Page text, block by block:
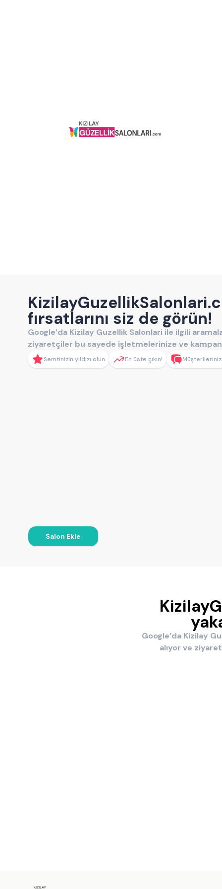
fırsatlarını siz de görün!
Google’da Kizilay Guzellik Salonlari ile ilgili
ziyaretçiler bu sayede işletmelerinize ve
Semtinizin yıldızı olun En üste çıkın!
Salon Ekle
Google’da Kizilay
alıyor ve